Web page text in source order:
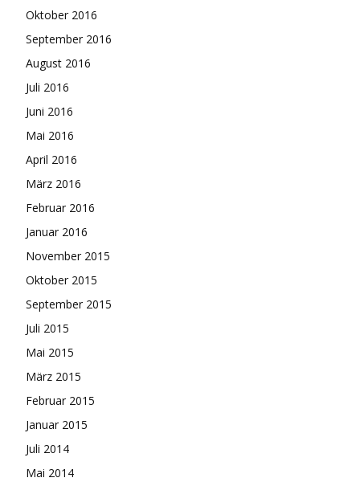
Oktober 2016
September 2016
August 2016
Juli 2016
Juni 2016
Mai 2016
April 2016
März 2016
Februar 2016
Januar 2016
November 2015
Oktober 2015
September 2015
Juli 2015
Mai 2015
März 2015
Februar 2015
Januar 2015
Juli 2014
Mai 2014